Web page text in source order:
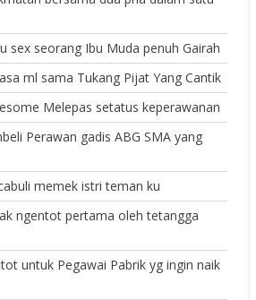
sex seorang Ibu Muda penuh Gairah
ml sama Tukang Pijat Yang Cantik
Melepas setatus keperawanan
Perawan gadis ABG SMA yang
memek istri teman ku
ngentot pertama oleh tetangga
untuk Pegawai Pabrik yg ingin naik